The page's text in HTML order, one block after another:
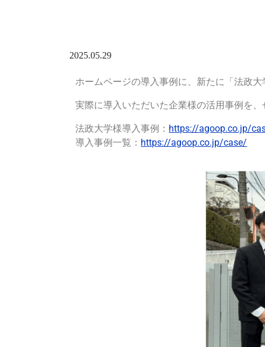
2025.05.29
ホームページの導入事例に、新たに「法政大
実際に導入いただいた企業様の活用事例を、
法政大学様導入事例： https://agoop.co.jp/
導入事例一覧： https://agoop.co.jp/case/